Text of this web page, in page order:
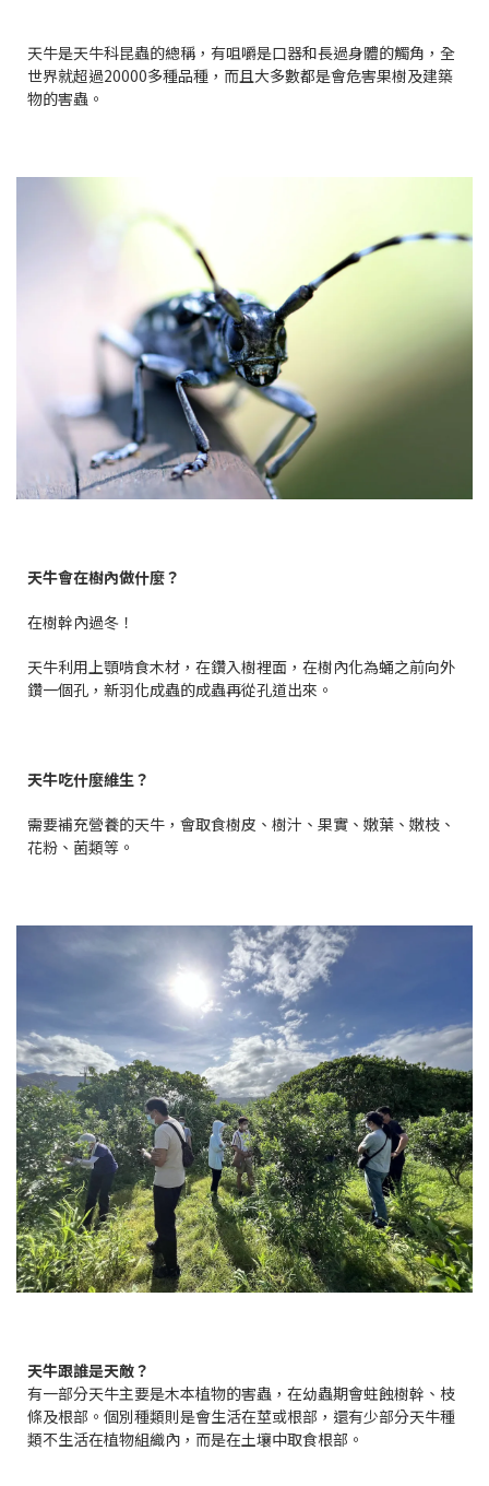
天牛是天牛科昆蟲的總稱，有咀嚼是口器和長過身體的觸角，全
世界就超過20000多種品種，而且大多數都是會危害果樹及建築
物的害蟲。
天牛會在樹內做什麼？
在樹幹內過冬！
天牛利用上顎啃食木材，在鑽入樹裡面，在樹內化為蛹之前向外
鑽一個孔，新羽化成蟲的成蟲再從孔道出來。
天牛吃什麼維生？
需要補充營養的天牛，會取食樹皮、樹汁、果實、嫩葉、嫩枝、
花粉、菌類等。
天牛跟誰是天敵？
有一部分天牛主要是木本植物的害蟲，在幼蟲期會蛀蝕樹幹、枝
條及根部。個別種類則是會生活在莖或根部，還有少部分天牛種
類不生活在植物組織內，而是在土壤中取食根部。